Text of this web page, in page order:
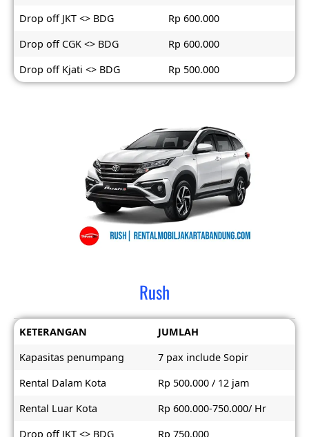
Drop off JKT <> BDG
Rp 600.000
Drop off CGK <> BDG
Rp 600.000
Drop off Kjati <> BDG
Rp 500.000
Rush
KETERANGAN
JUMLAH
Kapasitas penumpang
7 pax include Sopir
Rental Dalam Kota
Rp 500.000 / 12 jam
Rental Luar Kota
Rp 600.000-750.000/ Hr
Drop off JKT <> BDG
Rp 750.000